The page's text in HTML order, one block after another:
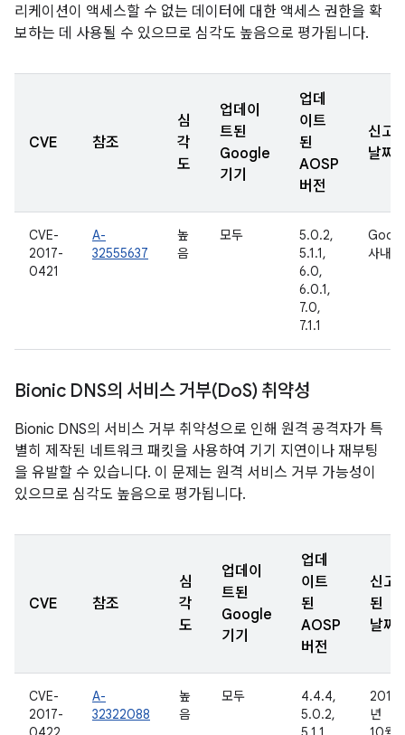
리케이션이 액세스할 수 없는 데이터에 대한 액세스 권한을 확
보하는 데 사용될 수 있으므로 심각도 높음으로 평가됩니다.
CVE 참조
심
각
도
업데이
트된
Google
기기
업데
이트
된
AOSP
버전
신고
날짜
CVE-
2017-
0421
A-
32555637
높
음
모두
5.0.2,
5.1.1,
6.0,
6.0.1,
7.0,
7.1.1
사내용
Bionic DNS의 서비스 거부(DoS) 취약성
Bionic DNS의 서비스 거부 취약성으로 인해 원격 공격자가 특
별히 제작된 네트워크 패킷을 사용하여 기기 지연이나 재부팅
을 유발할 수 있습니다. 이 문제는 원격 서비스 거부 가능성이
있으므로 심각도 높음으로 평가됩니다.
CVE 참조
심
각
도
업데이
트된
Google
기기
업데
이트
된
AOSP
버전
신고
된
날짜
CVE-
2017-
A-
32322088
높
음
모두
4.4.4,
5.0.2,
2016
년